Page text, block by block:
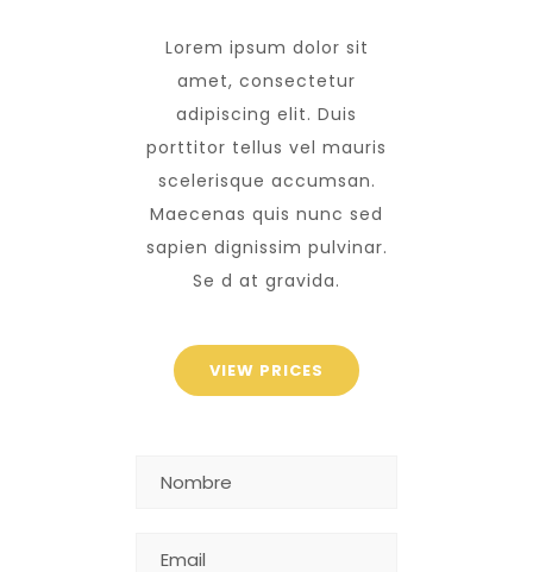
Lorem ipsum dolor sit
amet, consectetur
adipiscing elit. Duis
porttitor tellus vel mauris
scelerisque accumsan.
Maecenas quis nunc sed
sapien dignissim pulvinar.
Se d at gravida.
VIEW PRICES